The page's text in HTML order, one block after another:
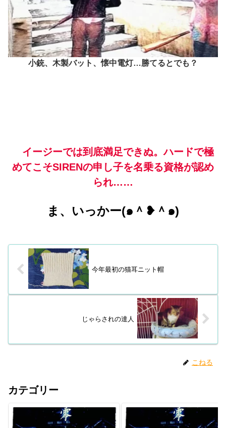
小銃、木製バット、懐中電灯…勝てるとでも？
イージーでは到底満足できぬ。ハードで極
めてこそSIRENの申し子を名乗る資格が認め
られ……
ま、いっかー(⁠๑⁠＾⁠❥⁠＾๑⁠)
今年最初の猫耳ニット帽
じゃらされの達人
こねる
カテゴリー